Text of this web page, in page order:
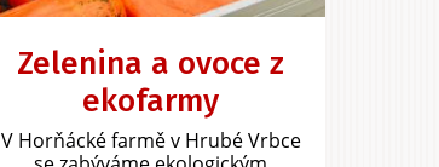
Zelenina a ovoce z
ekofarmy
V Horňácké farmě v Hrubé Vrbce